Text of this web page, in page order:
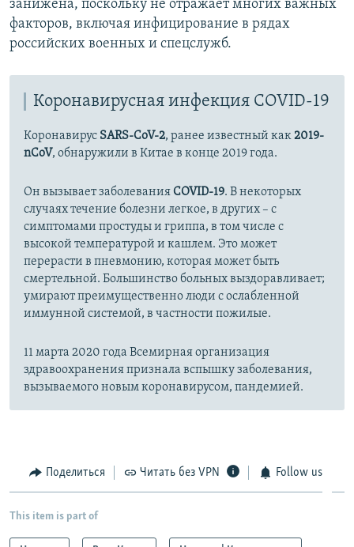
занижена, поскольку не отражает многих важных
факторов, включая инфицирование в рядах
российских военных и спецслужб.
Коронавирусная инфекция COVID-19
Коронавирус SARS-CoV-2, ранее известный как2019-
nCoV, обнаружили в Китае в конце 2019 года.
Он вызывает заболеванияCOVID-19. В некоторых
случаях течение болезни легкое, в других – с
симптомами простуды и гриппа, в том числе с
высокой температурой и кашлем. Это может
перерасти в пневмонию, которая может быть
смертельной. Большинство больных выздоравливает;
умирают преимущественно люди с ослабленной
иммунной системой, в частности пожилые.
11 марта 2020 года Всемирная организация
здравоохранения признала вспышку заболевания,
вызываемого новым коронавирусом, пандемией.
Поделиться Читать без VPN Follow us
This item is part of